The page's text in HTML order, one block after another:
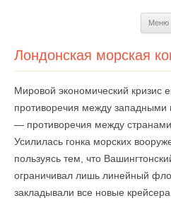
Меню
Лондонская морская
Мировой экономический кризис
противоречия между западными
— противоречия между
Усилилась гонка морских
пользуясь тем, что
ограничивал лишь линейный
закладывали все новые